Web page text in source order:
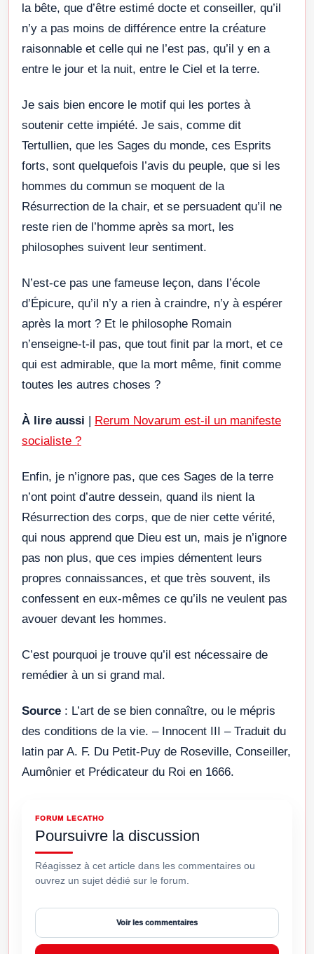
la bête, que d’être estimé docte et conseiller, qu’il
n’y a pas moins de différence entre la créature
raisonnable et celle qui ne l’est pas, qu’il y en a
entre le jour et la nuit, entre le Ciel et la terre.
Je sais bien encore le motif qui les portes à
soutenir cette impiété. Je sais, comme dit
Tertullien, que les Sages du monde, ces Esprits
forts, sont quelquefois l’avis du peuple, que si les
hommes du commun se moquent de la
Résurrection de la chair, et se persuadent qu’il ne
reste rien de l’homme après sa mort, les
philosophes suivent leur sentiment.
N’est-ce pas une fameuse leçon, dans l’école
d’Épicure, qu’il n’y a rien à craindre, n’y à espérer
après la mort ? Et le philosophe Romain
n’enseigne-t-il pas, que tout finit par la mort, et ce
qui est admirable, que la mort même, finit comme
toutes les autres choses ?
À lire aussi | Rerum Novarum est-il un manifeste
socialiste ?
Enfin, je n’ignore pas, que ces Sages de la terre
n’ont point d’autre dessein, quand ils nient la
Résurrection des corps, que de nier cette vérité,
qui nous apprend que Dieu est un, mais je n’ignore
pas non plus, que ces impies démentent leurs
propres connaissances, et que très souvent, ils
confessent en eux-mêmes ce qu’ils ne veulent pas
avouer devant les hommes.
C’est pourquoi je trouve qu’il est nécessaire de
remédier à un si grand mal.
Source : L’art de se bien connaître, ou le mépris
des conditions de la vie. – Innocent III – Traduit du
latin par A. F. Du Petit-Puy de Roseville, Conseiller,
Aumônier et Prédicateur du Roi en 1666.
FORUM LECATHO
Poursuivre la discussion
Réagissez à cet article dans les commentaires ou
ouvrez un sujet dédié sur le forum.
Voir les commentaires